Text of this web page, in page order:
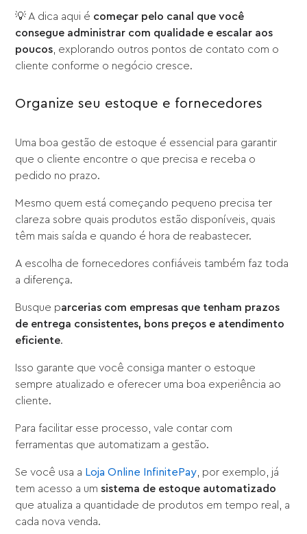
💡 A dica aqui é começar pelo canal que você
consegue administrar com qualidade e escalar aos
poucos , explorando outros pontos de contato com o
cliente conforme o negócio cresce.
Organize seu estoque e fornecedores
Uma boa gestão de estoque é essencial para garantir
que o cliente encontre o que precisa e receba o
pedido no prazo.
Mesmo quem está começando pequeno precisa ter
clareza sobre quais produtos estão disponíveis, quais
têm mais saída e quando é hora de reabastecer.
A escolha de fornecedores confiáveis também faz toda
a diferença.
Busque parcerias com empresas que tenham prazos
de entrega consistentes, bons preços e atendimento
eficiente.
Isso garante que você consiga manter o estoque
sempre atualizado e oferecer uma boa experiência ao
cliente.
Para facilitar esse processo, vale contar com
ferramentas que automatizam a gestão.
Se você usa a Loja Online InfinitePay , por exemplo, já
tem acesso a umsistema de estoque automatizado
que atualiza a quantidade de produtos em tempo real, a
cada nova venda.